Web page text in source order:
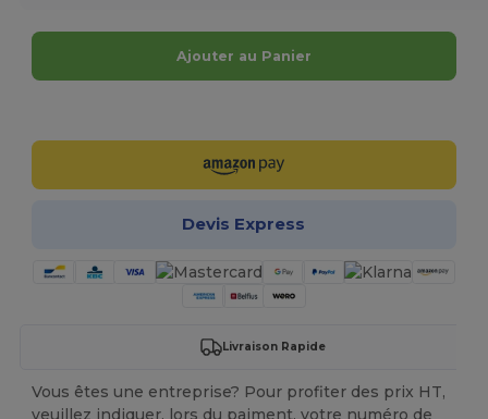
Ajouter au Panier
Devis Express
Livraison Rapide
Vous êtes une entreprise? Pour profiter des prix HT,
veuillez indiquer, lors du paiment, votre numéro de